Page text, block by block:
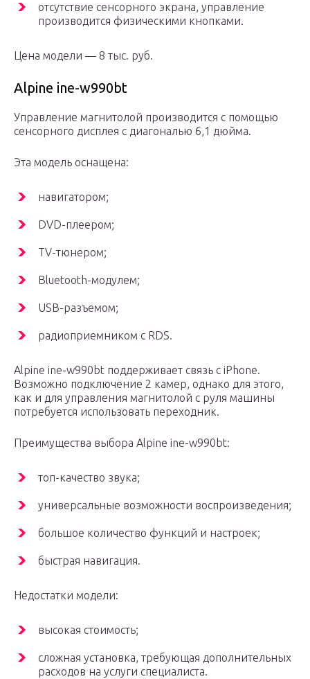
отсутствие сенсорного экрана, управление
производится физическими кнопками.
Цена модели — 8 тыс. руб.
Alpine ine-w990bt
Управление магнитолой производится с помощью
сенсорного дисплея с диагональю 6,1 дюйма.
Эта модель оснащена:
навигатором;
DVD-плеером;
TV-тюнером;
Bluetooth-модулем;
USB-разъемом;
радиоприемником с RDS.
Alpine ine-w990bt поддерживает связь с iPhone.
Возможно подключение 2 камер, однако для этого,
как и для управления магнитолой с руля машины
потребуется использовать переходник.
Преимущества выбора Alpine ine-w990bt:
топ-качество звука;
универсальные возможности воспроизведения;
большое количество функций и настроек;
быстрая навигация.
Недостатки модели:
высокая стоимость;
сложная установка, требующая дополнительных
расходов на услуги специалиста.